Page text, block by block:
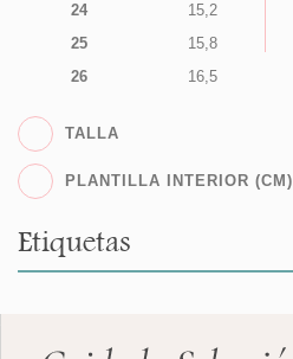
24
15,2
25
15,8
26
16,5
TALLA
PLANTILLA INTERIOR (CM)
Etiquetas